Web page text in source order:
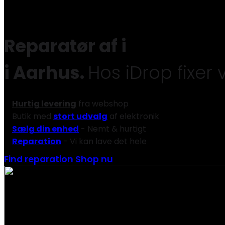
Reparatør af iPad
i Aarhus. Hos iDrop
Hurtig levering fra webshop
Butik med stort udvalg af elektronik
Sælg din enhed - Nemt & hurtigt
Reparation - Vi kan lave det hele
Find reparation Shop nu